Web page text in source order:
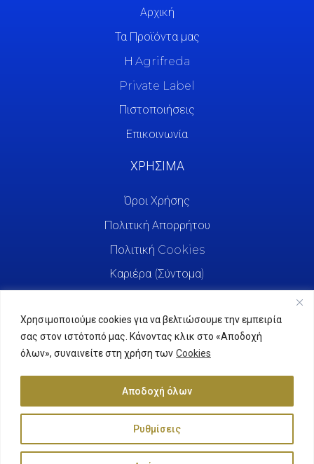
Χρησιμοποιούμε cookies για να βελτιώσουμε την εμπειρία
σας στον ιστότοπό μας. Κάνοντας κλικ στο «Αποδοχή
όλων», συναινείτε στη χρήση των Cookies
Ρυθμίσεις
Αποδοχή όλων
Αρχική
Τα Προϊόντα μας
Η Agrifreda
Private Label
Πιστοποιήσεις
Επικοινωνία
ΧΡΗΣΙΜΑ
Όροι Χρήσης
Πολιτική Απορρήτου
Πολιτική Cookies
Καριέρα (Σύντομα)
Agrifreda © 2025. All Rights Reserved.